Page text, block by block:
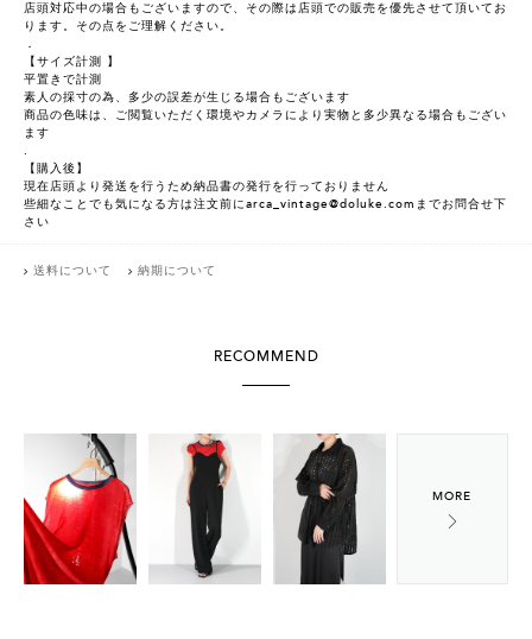
店頭対応中の場合もございますので、その際は店頭での販売を優先させて頂いてお
ります。その点をご理解ください。
．
【サイズ計測 】
平置きで計測
素人の採寸の為、多少の誤差が生じる場合もございます
商品の色味は、ご閲覧いただく環境やカメラにより実物と多少異なる場合もござい
ます
.
【購入後】
現在店頭より発送を行うため納品書の発行を行っておりません
些細なことでも気になる方は注文前にarca_vintage@doluke.comまでお問合せ下
さい
送料について 納期について
RECOMMEND